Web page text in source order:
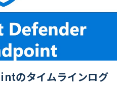
のタイムラインログ